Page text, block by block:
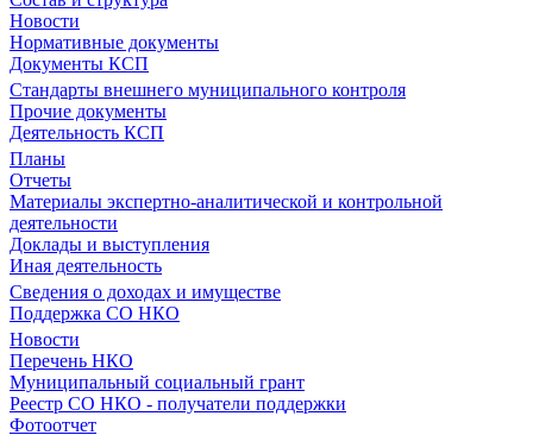
Новости
Нормативные документы
Документы КСП
Стандарты внешнего муниципального контроля
Прочие документы
Деятельность КСП
Планы
Отчеты
Материалы экспертно-аналитической и контрольной
деятельности
Доклады и выступления
Иная деятельность
Сведения о доходах и имуществе
Поддержка СО НКО
Новости
Перечень НКО
Муниципальный социальный грант
Реестр СО НКО - получатели поддержки
Фотоотчет